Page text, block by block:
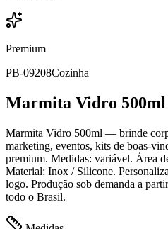
Premium
PB-09208Cozinha
Marmita Vidro 500ml
Marmita Vidro 500ml — brinde
marketing, eventos, kits de boas-
premium. Medidas: variável. Área
Material: Inox / Silicone.
logo. Produção sob demanda a
todo o Brasil.